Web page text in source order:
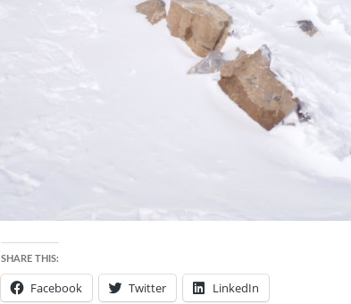
SHARE THIS:
Facebook Twitter LinkedIn